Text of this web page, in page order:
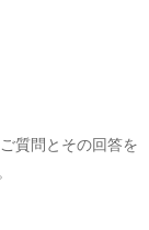
質問とその回答を